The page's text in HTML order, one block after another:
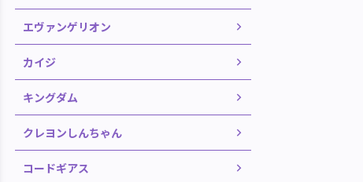
エヴァンゲリオン
カイジ
キングダム
クレヨンしんちゃん
コードギアス